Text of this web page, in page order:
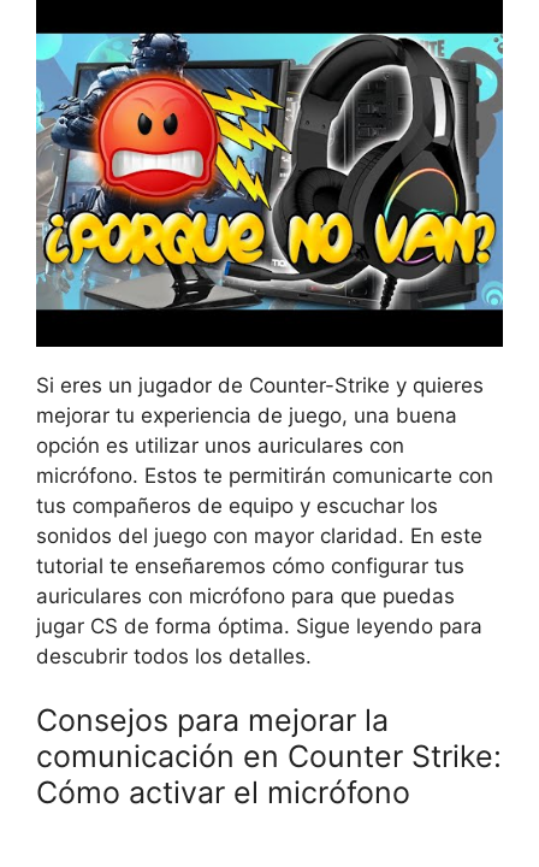
Si eres un jugador de Counter-Strike y quieres
mejorar tu experiencia de juego, una buena
opción es utilizar unos auriculares con
micrófono. Estos te permitirán comunicarte con
tus compañeros de equipo y escuchar los
sonidos del juego con mayor claridad. En este
tutorial te enseñaremos cómo configurar tus
auriculares con micrófono para que puedas
jugar CS de forma óptima. Sigue leyendo para
descubrir todos los detalles.
Consejos para mejorar la
comunicación en Counter Strike:
Cómo activar el micrófono